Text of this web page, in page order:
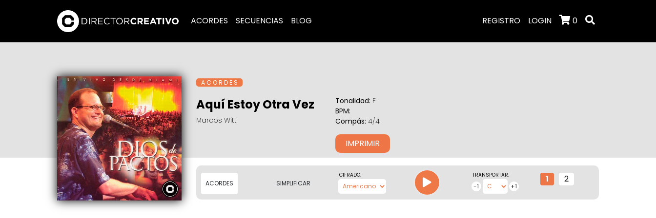
ACORDES SECUENCIAS BLOG REGISTRO LOGIN 0
A C O R D E S
Aquí Estoy Otra Vez
Marcos Witt
Tonalidad: F
BPM:
Compás: 4/4
IMPRIMIR
ACORDES SIMPLIFICAR
CIFRADO: TRANSPORTAR:
-1 +1
1 2